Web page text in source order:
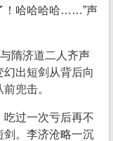
！哈哈哈哈……”声
隋济道二人齐声
出短剑从背后向
兜击。
吃过一次亏后再不
剑。李济沧略一沉